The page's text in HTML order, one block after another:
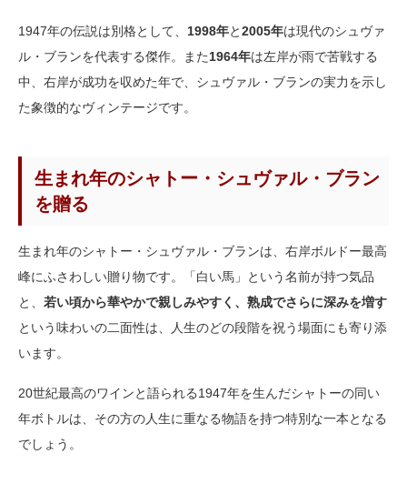
1947年の伝説は別格として、 1998年と2005年は現代のシュヴァ
ル・ブランを代表する傑作。また1964年は左岸が雨で苦戦する
中、右岸が成功を収めた年で、シュヴァル・ブランの実力を示し
た象徴的なヴィンテージです。
生まれ年のシャトー・シュヴァル・ブラン
を贈る
生まれ年のシャトー・シュヴァル・ブランは、右岸ボルドー最高
峰にふさわしい贈り物です。「白い馬」という名前が持つ気品
と、 若い頃から華やかで親しみやすく、熟成でさらに深みを増す
という味わいの二面性は、人生のどの段階を祝う場面にも寄り添
います。
20世紀最高のワインと語られる1947年を生んだシャトーの同い
年ボトルは、その方の人生に重なる物語を持つ特別な一本となる
でしょう。